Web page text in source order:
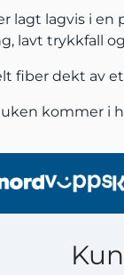
lagvis i
lavt trykkfall
fiber dekt av
kommer i